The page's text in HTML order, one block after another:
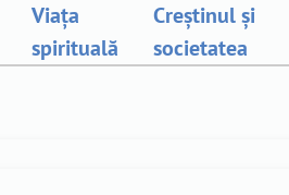
Viața
spirituală
Creștinul și
societatea